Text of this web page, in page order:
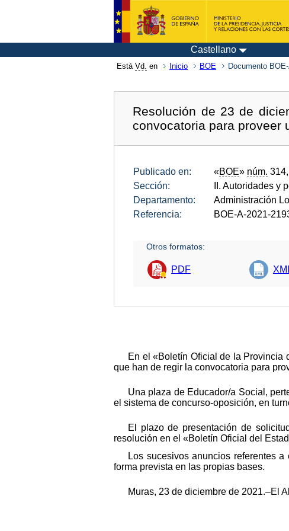
Castellano
Está Vd. en Inicio BOE Documento
Resolución de 23 de
convocatoria para proveer
Publicado en: «BOE» núm.
Sección:
II. Autoridades y
Departamento:
Administración
Referencia:
BOE-A-2021-
Otros formatos:
PDF
En el «Boletín Oficial de la Provincia
que han de regir la convocatoria para
Una plaza de Educador/a Social,
el sistema de concurso-oposición, en
El plazo de presentación de
resolución en el «Boletín Oficial del
Los sucesivos anuncios referentes
forma prevista en las propias bases.
Muras, 23 de diciembre de 2021.–El